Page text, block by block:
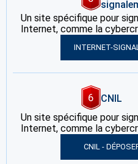
Un site spécifique pour
Internet, comme la
INTERNET-
6
CNIL
Un site spécifique pour
Internet, comme la
CNIL -